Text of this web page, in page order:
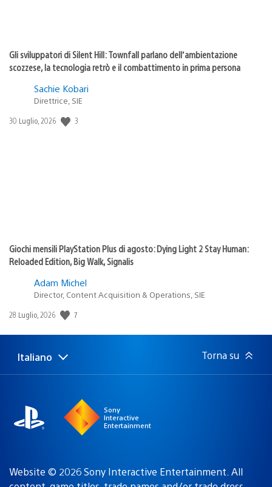
Gli sviluppatori di Silent Hill: Townfall parlano dell’ambientazione
scozzese, la tecnologia retrò e il combattimento in prima persona
Sachie Kobari
Direttrice, SIE
Data
30 Luglio, 2026 3
Giochi mensili PlayStation Plus di agosto: Dying Light 2 Stay Human:
Reloaded Edition, Big Walk, Signalis
Adam Michel
Director, Content Acquisition & Operations, SIE
Data
pubblicazione:
28 Luglio, 2026 7
Seleziona
una
Regione
attuale:
Italiano Torna su
Sony
Interactive
Entertainment
Website © 2026 Sony Interactive Entertainment. All